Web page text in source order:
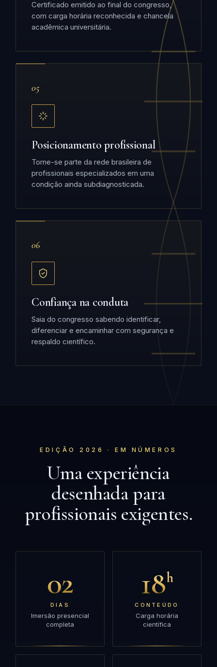
Certificado emitido ao final do congresso,
com carga horária reconhecida e chancela
acadêmica universitária.
05
Posicionamento profissional
Torne-se parte da rede brasileira de
profissionais especializados em uma
condição ainda subdiagnosticada.
06
Confiança na conduta
Saia do congresso sabendo identificar,
diferenciar e encaminhar com segurança e
respaldo científico.
EDIÇÃO 2026 · EM NÚMEROS
Uma experiência
desenhada para
profissionais exigentes.
02
DIAS
Imersão presencial
completa
18h
CONTEÚDO
Carga horária
científica